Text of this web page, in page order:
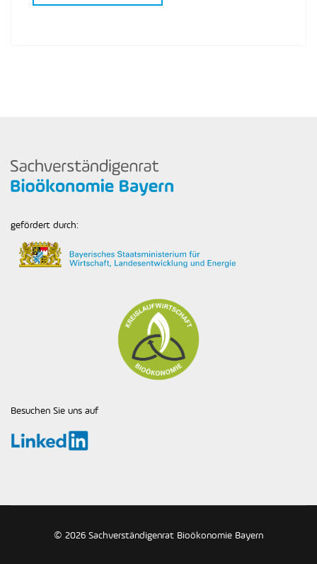
gefördert durch:
Besuchen Sie uns auf
© 2026 Sachverständigenrat Bioökonomie Bayern